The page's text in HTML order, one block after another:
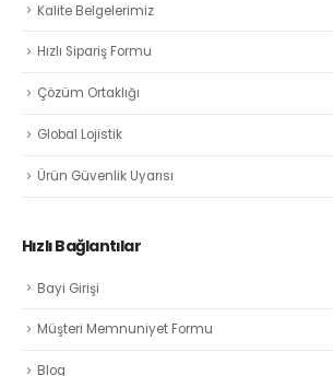
Kalite Belgelerimiz
Hızlı Sipariş Formu
Çözüm Ortaklığı
Global Lojistik
Ürün Güvenlik Uyarısı
Hızlı Bağlantılar
Bayi Girişi
Müşteri Memnuniyet Formu
Blog